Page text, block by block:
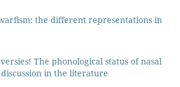
the different representations in
The phonological status of nasal
in the literature